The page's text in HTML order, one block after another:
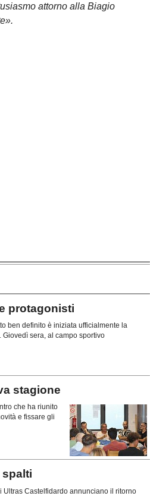
attorno alla Biagio
protagonisti
ben definito è iniziata ufficialmente la
sera, al campo sportivo
stagione
che ha riunito
e fissare gli
spalti
Castelfidardo annunciano il ritorno